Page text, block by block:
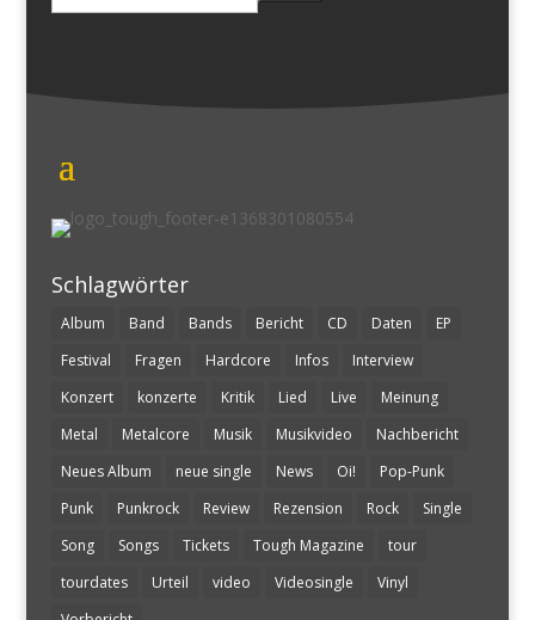
nach:
Schlagwörter
Album Band Bands Bericht CD Daten
EP
Festival
Fragen Hardcore Infos
Interview
Konzert
konzerte Kritik Lied Live
Meinung
Metal
Metalcore Musik Musikvideo
Nachbericht
Neues Album
neue single News Oi!
Pop-Punk
Punk
Punkrock Review Rezension Rock
Single
Song
Songs Tickets Tough Magazine
tour
tourdates
Urteil video Videosingle
Vinyl